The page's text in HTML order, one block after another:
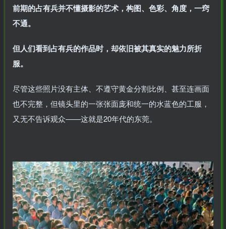
前期的占有兵并不懂摄影的艺术，构图、色彩、角度，一窍
不通。
但人们看到占有兵的作品时，却依旧被其真实的魅力所折
服。
尽管这些照片没有主体、不遵守黄金分割比例、甚至连画面
也不完整，但镜头里的一张张面庞和统一的水蓝色的工服，
又无不告诉观众——这就是20年代的东莞。